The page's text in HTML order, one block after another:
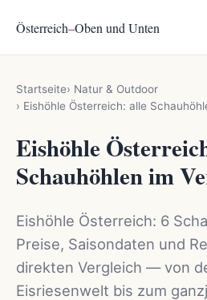
Österreich–Oben und Unten
Startseite
Natur & Outdoor
Eishöhle Österreich: alle
Eishöhle
Schauhöhlen im
Eishöhle Österreich: 6
Preise, Saisondaten und
direkten Vergleich — von
Eisriesenwelt bis zum